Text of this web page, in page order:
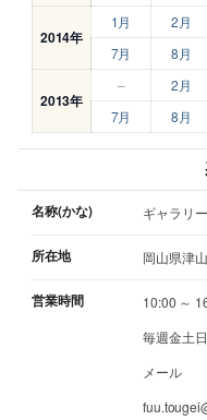
2014年
1月 2月
7月
8月
2013年
– 2月
7月
8月
名称(かな) ギャラリ
所在地 岡山県津
営業時間
10:00 ～
毎週金土
メール